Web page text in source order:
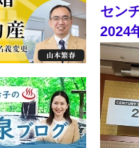
セン
2024